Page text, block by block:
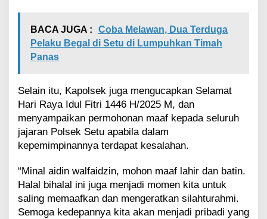
BACA JUGA :
Coba Melawan, Dua Terduga
Pelaku Begal di Setu di Lumpuhkan Timah
Panas
Selain itu, Kapolsek juga mengucapkan Selamat
Hari Raya Idul Fitri 1446 H/2025 M, dan
menyampaikan permohonan maaf kepada seluruh
jajaran Polsek Setu apabila dalam
kepemimpinannya terdapat kesalahan.
“Minal aidin walfaidzin, mohon maaf lahir dan batin.
Halal bihalal ini juga menjadi momen kita untuk
saling memaafkan dan mengeratkan silahturahmi.
Semoga kedepannya kita akan menjadi pribadi yang